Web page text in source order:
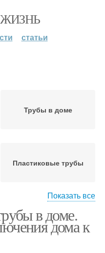
статьи
Трубы в доме
Пластиковые трубы
Газ к частному
домовладению
Показать все
в доме.
дома к